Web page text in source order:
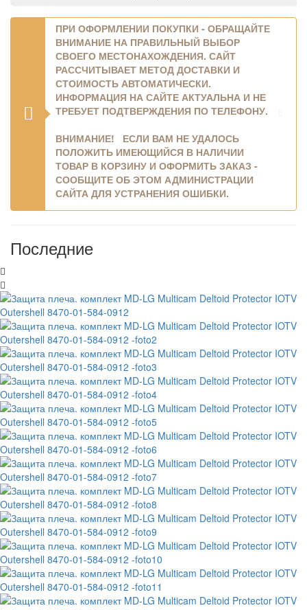
ПРИ ОФОРМЛЕНИИ ПОКУПКИ - ОБРАЩАЙТЕ
ВНИМАНИЕ НА ПРАВИЛЬНЫЙ ВЫБОР
СВОЕГО МЕСТОНАХОЖДЕНИЯ. САЙТ
РАССЧИТЫВАЕТ МЕТОД ДОСТАВКИ И
СТОИМОСТЬ АВТОМАТИЧЕСКИ.
ИНФОРМАЦИЯ НА САЙТЕ АКТУАЛЬНА И НЕ
ТРЕБУЕТ ПОДТВЕРЖДЕНИЯ ПО ТЕЛЕФОНУ.
ВНИМАНИЕ! ЕСЛИ ВАМ НЕ УДАЛОСЬ
ПОЛОЖИТЬ ИМЕЮЩИЙСЯ В НАЛИЧИИ
ТОВАР В КОРЗИНУ И ОФОРМИТЬ ЗАКАЗ -
СООБЩИТЕ ОБ ЭТОМ АДМИНИСТРАЦИИ
САЙТА ДЛЯ УСТРАНЕНИЯ ОШИБКИ.
Последние